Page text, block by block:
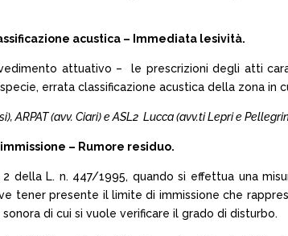
acustica – Immediata lesività.
attuativo – le prescrizioni degli atti
errata classificazione acustica della zona in
ARPAT (avv. Ciari) e ASL2 Lucca (avv.ti Lepri e
immissione – Rumore residuo.
della L. n. 447/1995, quando si effettua una
tener presente il limite di immissione che
di cui si vuole verificare il grado di disturbo.